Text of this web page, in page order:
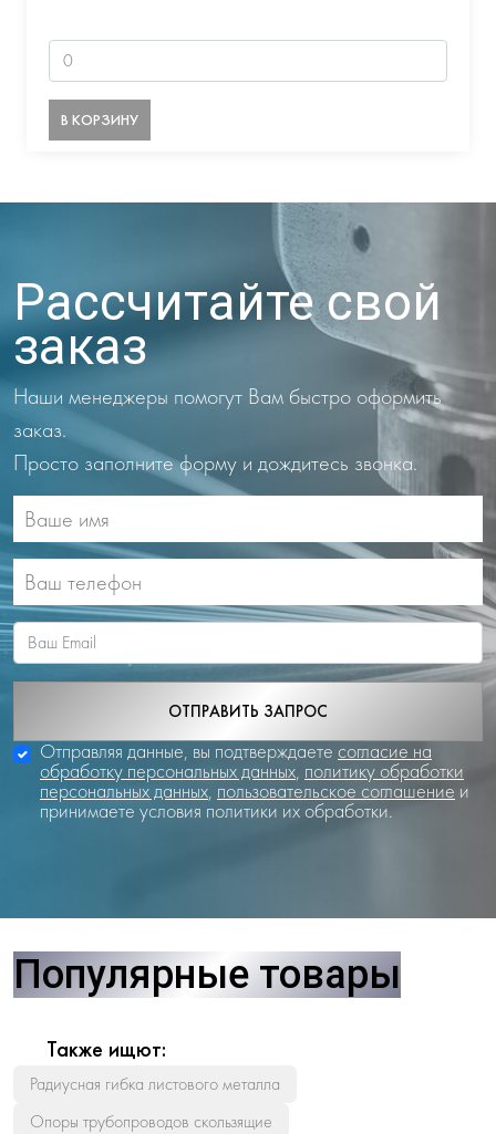
В КОРЗИНУ
Рассчитайте свой
заказ
Наши менеджеры помогут Вам быстро оформить
заказ.
Просто заполните форму и дождитесь звонка.
ОТПРАВИТЬ ЗАПРОС
Отправляя данные, вы подтверждаете согласие на
обработку персональных данных, политику обработки
персональных данных, пользовательское соглашение и
принимаете условия политики их обработки.
Популярные товары
Также ищют:
Радиусная гибка листового металла
Опоры трубопроводов скользящие